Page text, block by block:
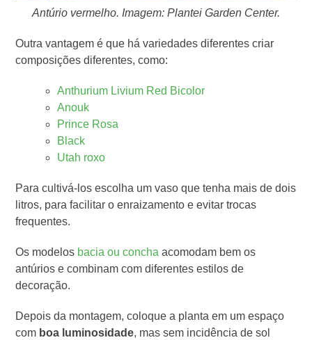
Antúrio vermelho. Imagem: Plantei Garden Center.
Outra vantagem é que há variedades diferentes criar
composições diferentes, como:
Anthurium Livium Red Bicolor
Anouk
Prince Rosa
Black
Utah roxo
Para cultivá-los escolha um vaso que tenha mais de dois
litros, para facilitar o enraizamento e evitar trocas
frequentes.
Os modelos bacia ou concha acomodam bem os
antúrios e combinam com diferentes estilos de
decoração.
Depois da montagem, coloque a planta em um espaço
com boa luminosidade, mas sem incidência de sol